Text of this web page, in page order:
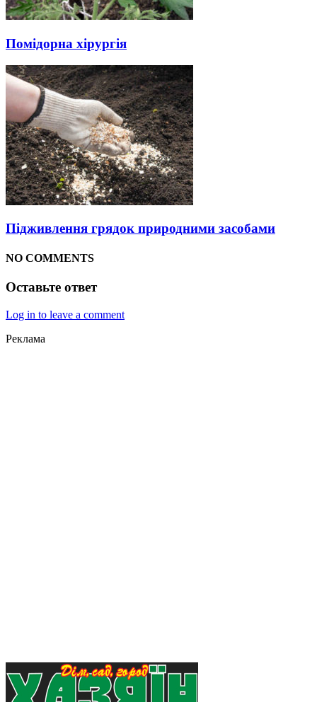
Помідорна хірургія
Підживлення грядок природними засобами
NO COMMENTS
Оставьте ответ
Log in to leave a comment
Реклама